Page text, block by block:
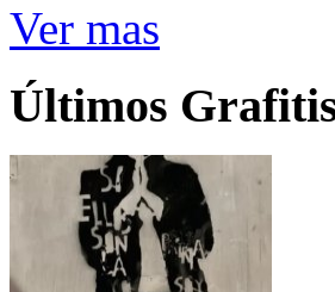
Ver mas
Últimos